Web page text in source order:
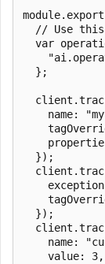
// Use
var
  };
name:
  });
  });
name:
    value: 3,